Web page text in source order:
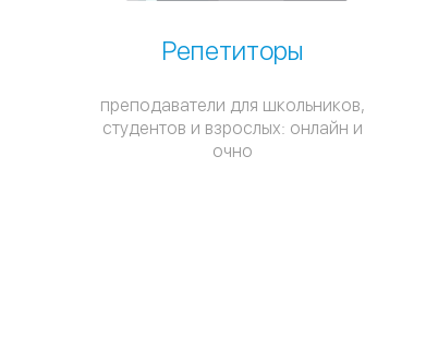
Репетиторы
преподаватели для школьников,
студентов и взрослых: онлайн и
очно